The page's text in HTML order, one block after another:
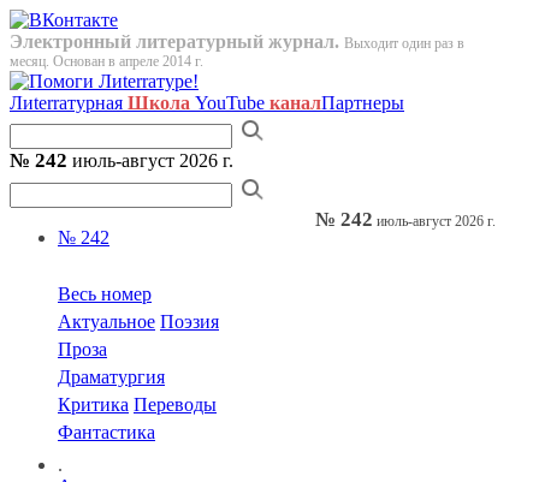
Электронный литературный журнал. Выходит один раз в
месяц. Основан в апреле 2014 г.
Лиterraтурная Школа YouTube каналПартнеры
№ 242 июль-август 2026 г.
№ 242
Весь номер
Актуальное Поэзия
Проза
Драматургия
Критика Переводы
Фантастика
.
№ 242 июль-август 2026 г.